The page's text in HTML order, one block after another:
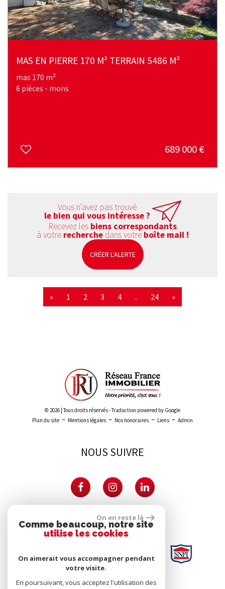
MAS EN PIERRE 170 M² TERRAIN 5486 M²
mas 170 m²
6 pièces - mons
689 000€
Vous n'avez pas trouvé
le bien qui vous intéresse ?
Recevez les biens correspondants
à votre recherchedans votre boîte mail !
CRÉER L'ALERTE
« 1 2 3 4 .. 24 »
© 2026 | Tous droits réservés - Traduction powered by Google
Plan du site - Mentions légales - Nos honoraires - Liens - Admin
NOUS SUIVRE
PARTENAIRES
SE CONNECTER
On en reste là
Comme beaucoup, notre site
utilise les cookies
On aimerait vous accompagner pendant
votre visite.
En poursuivant, vous acceptez l'utilisation des